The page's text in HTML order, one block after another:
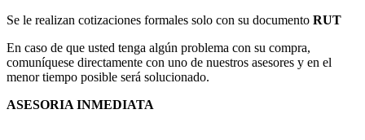
Se le realizan cotizaciones formales solo con su documento RUT
En caso de que usted tenga algún problema con su compra,
comuníquese directamente con uno de nuestros asesores y en el
menor tiempo posible será solucionado.
ASESORIA INMEDIATA